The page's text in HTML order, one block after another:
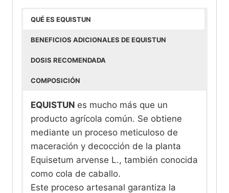
QUÉ ES EQUISTUN
BENEFICIOS ADICIONALES DE EQUISTUN
DOSIS RECOMENDADA
COMPOSICIÓN
EQUISTUN es mucho más que un
producto agrícola común. Se obtiene
mediante un proceso meticuloso de
maceración y decocción de la planta
Equisetum arvense L., también conocida
como cola de caballo.
Este proceso artesanal garantiza la